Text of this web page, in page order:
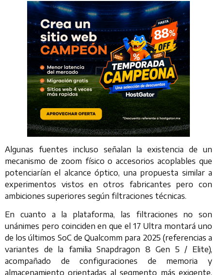
Algunas fuentes incluso señalan la existencia de un
mecanismo de zoom físico o accesorios acoplables que
potenciarían el alcance óptico, una propuesta similar a
experimentos vistos en otros fabricantes pero con
ambiciones superiores según filtraciones técnicas.
En cuanto a la plataforma, las filtraciones no son
unánimes pero coinciden en que el 17 Ultra montará uno
de los últimos SoC de Qualcomm para 2025 (referencias a
variantes de la familia Snapdragon 8 Gen 5 / Elite),
acompañado de configuraciones de memoria y
almacenamiento orientadas al segmento más exigente.